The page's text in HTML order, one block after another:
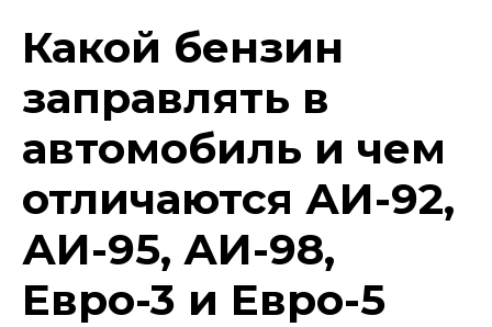
Какой бензин
заправлять в
автомобиль и чем
отличаются АИ-92,
АИ-95, АИ-98,
Евро-3 и Евро-5